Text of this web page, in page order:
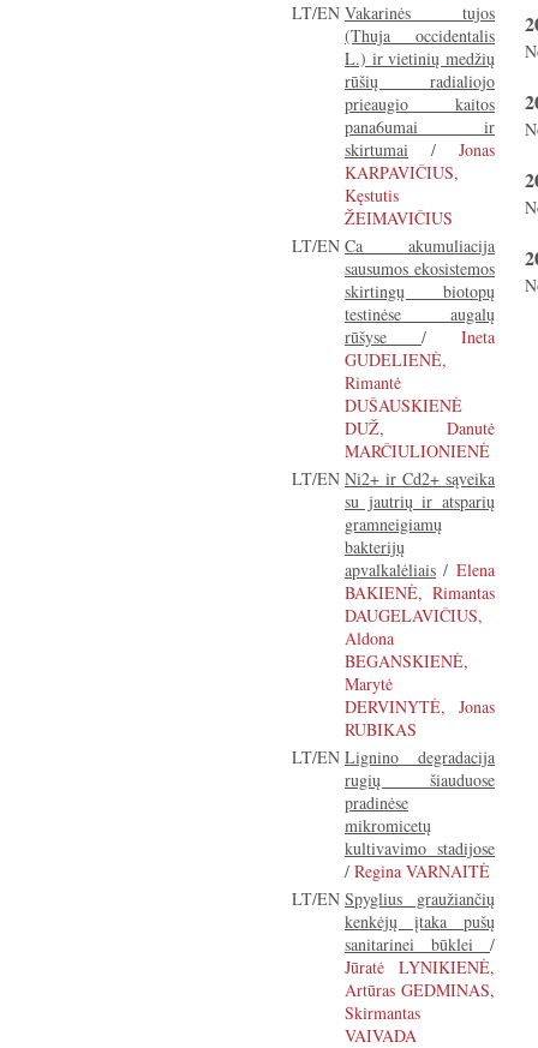
LT/EN Vakarinės tujos
(Thuja occidentalis
L.) ir vietinių medžių
rūšių radialiojo
prieaugio kaitos
pana6umai ir
skirtumai / Jonas
KARPAVIČIUS,
Kęstutis
ŽEIMAVIČIUS
LT/EN Ca akumuliacija
sausumos ekosistemos
skirtingų biotopų
testinėse augalų
rūšyse / Ineta
GUDELIENĖ,
Rimantė
DUŠAUSKIENĖ
DUŽ, Danutė
MARČIULIONIENĖ
LT/EN Ni2+ ir Cd2+ sąveika
su jautrių ir atsparių
gramneigiamų
bakterijų
apvalkalėliais / Elena
BAKIENĖ, Rimantas
DAUGELAVIČIUS,
Aldona
BEGANSKIENĖ,
Marytė
DERVINYTĖ, Jonas
RUBIKAS
LT/EN Lignino degradacija
rugių šiauduose
pradinėse
mikromicetų
kultivavimo stadijose
/ Regina VARNAITĖ
LT/EN Spyglius graužiančių
kenkėjų įtaka pušų
sanitarinei būklei /
Jūratė LYNIKIENĖ,
Artūras GEDMINAS,
Skirmantas
VAIVADA